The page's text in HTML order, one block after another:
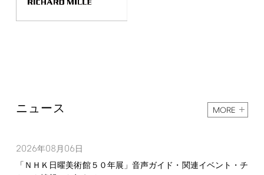
ニュース MORE
2026年08月 06日
「ＮＨＫ日曜美術館５０年展」音声ガイド・関連イベント・チ